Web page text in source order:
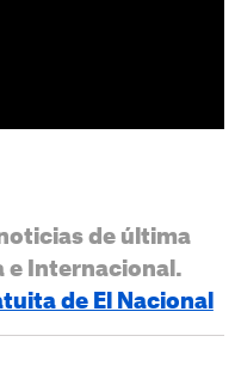
de última
e Internacional.
de El Nacional